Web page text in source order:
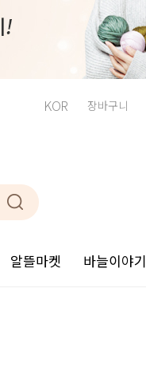
KOR 장바구니
알뜰마켓 바늘이야기